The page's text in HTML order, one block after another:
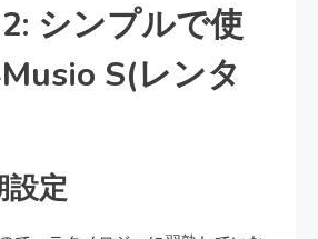
シンプルで使
S(レンタ
設定